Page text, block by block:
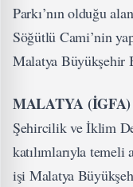
Parkı’nın olduğu
Söğütlü Cami’nin
Malatya Büyükşehir
MALATYA
Şehircilik ve İklim
katılımlarıyla temeli
işi Malatya